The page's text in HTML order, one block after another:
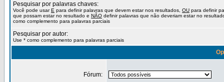
Pesquisar por palavras chaves:
Você pode usarE para definir palavras que devem estar nos resultados, OU para definir
que possam estar no resultado e NÃO definir palavras que não deveriam estar no
como complemento para palavras parciais
Pesquisar por autor:
Use * como complemento para palavras parciais
Fórum: